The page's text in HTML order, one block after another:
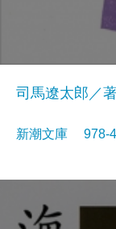
司馬遼太郎／
新潮文庫 978-